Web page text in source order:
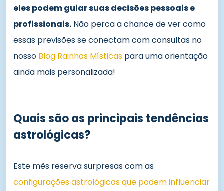
eles podem guiar suas decisões pessoais e
profissionais. Não perca a chance de ver como
essas previsões se conectam com consultas no
nosso Blog Rainhas Místicas para uma orientação
ainda mais personalizada!
Quais são as principais tendências
astrológicas?
Este mês reserva surpresas com as
configurações astrológicas que podem influenciar